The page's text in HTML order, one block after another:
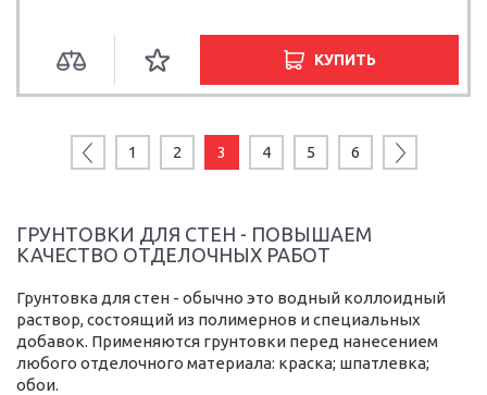
КУПИТЬ
1 2 3 4 5 6
ГРУНТОВКИ ДЛЯ СТЕН - ПОВЫШАЕМ
КАЧЕСТВО ОТДЕЛОЧНЫХ РАБОТ
Грунтовка для стен - обычно это водный коллоидный
раствор, состоящий из полимернов и специальных
добавок. Применяются грунтовки перед нанесением
любого отделочного материала: краска; шпатлевка;
обои.